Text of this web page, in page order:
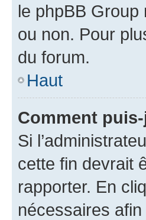
le phpBB Group
ou non. Pour
du forum.
Haut
Comment
Si
cette fin devrait
rapporter. En
nécessaires